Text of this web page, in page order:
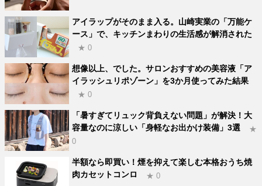
アイラップがそのまま入る。山崎実業の「万能ケ
ース」で、キッチンまわりの生活感が解消された
★ 0
想像以上、でした。サロンおすすめの美容液「ア
イラッシュリポゾーン」を3か月使ってみた結果
★ 0
「暑すぎてリュック背負えない問題」が解決！大
容量なのに涼しい「身軽なお出かけ装備」3選
★
0
半額なら即買い！煙を抑えて楽しむ本格おうち焼
肉カセットコンロ
★ 0